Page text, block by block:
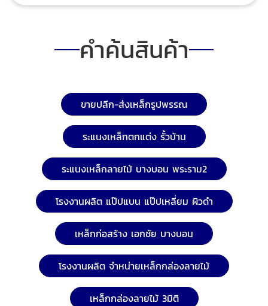
แพง พร้อมบริการกับลูกค้าทุกท่าน แป๊ปแบนและแป๊ป
ยานยนต์ และงานอุตสาหกรรมอื่นๆ อีกมากมาย ตามที่
ลูกค้าต้องการ ช่องทางการติดต่อ บริษัท ตะวันเมทัล จำกัด
โทร.0-2450-3091 LINEID: @tawanmetal Facebook:
Tawanmetal เว็บไซต์: https://www.tawanmetal.co.th/
อีเมล: sales5-tawan@hotmail.com, sales3-
tawan@hotmail.com
คำค้นสินค้า
ขายปลีก-ส่งเหล็กรูปพรรณ
ระแนงเหล็กตกแต่ง รั้วบ้าน
ระแนงเหล็กลายไม้ บางบอน พระราม2
โรงงานผลิต แป๊ปแบน แป๊ปเหลี่ยม ผิวดำ
เหล็กก่อสร้าง เอกชัย บางบอน
โรงงานผลิต จำหน่ายเหล็กกล่องลายไม้
เหล็กกล่องลายไม้ 3มิติ